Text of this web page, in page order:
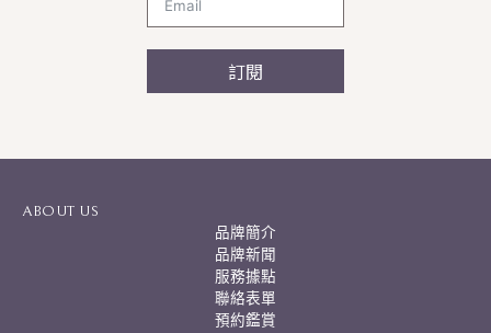
訂閱
t
ABOUT US
品牌簡介
品牌新聞
服務據點
聯絡表單
預約鑑賞